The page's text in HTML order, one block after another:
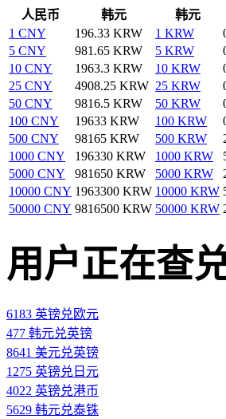
人民币
韩元 韩元
1 CNY
196.33 KRW 1 KRW
5 CNY
981.65 KRW 5 KRW
10 CNY
1963.3 KRW 10 KRW
25 CNY
4908.25 KRW 25 KRW
50 CNY
9816.5 KRW 50 KRW
100 CNY
19633 KRW 100 KRW
500 CNY
98165 KRW 500 KRW
1000 CNY
196330 KRW 1000 KRW
5000 CNY
981650 KRW 5000 KRW
10000 CNY 1963300 KRW 10000 KRW
50000 CNY 9816500 KRW 50000 KRW
用户正在查
6183 英镑兑欧元
477 韩元兑英镑
8641 美元兑英镑
1275 英镑兑日元
4022 英镑兑港币
5629 韩元兑泰铢